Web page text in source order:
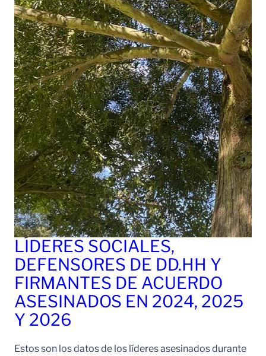
LÍDERES SOCIALES,
DEFENSORES DE DD.HH Y
FIRMANTES DE ACUERDO
ASESINADOS EN 2024, 2025
Y 2026
Estos son los datos de los líderes asesinados durante